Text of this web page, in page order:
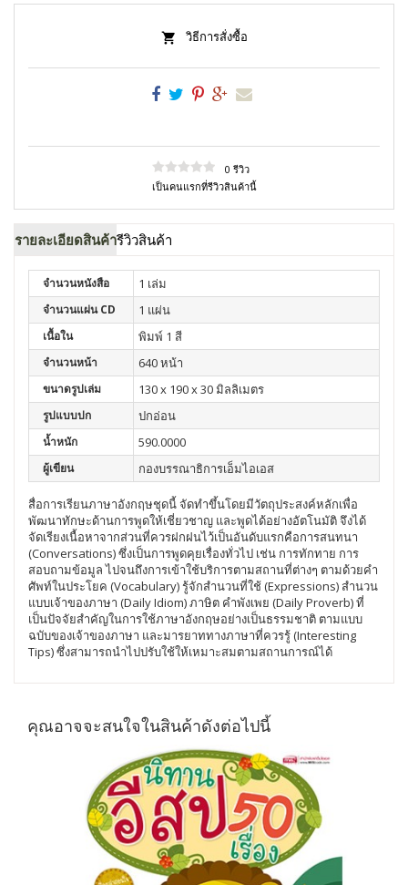
วิธีการสั่งซื้อ
0 รีวิว
เป็นคนแรกที่รีวิวสินค้านี้
รายละเอียดสินค้ารีวิวสินค้า
จำนวนหนังสือ 1 เล่ม
จำนวนแผ่น CD 1 แผ่น
เนื้อใน พิมพ์ 1 สี
จำนวนหน้า 640 หน้า
ขนาดรูปเล่ม 130 x 190 x 30 มิลลิเมตร
รูปแบบปก ปกอ่อน
น้ำหนัก 590.0000
ผู้เขียน กองบรรณาธิการเอ็มไอเอส
สื่อการเรียนภาษาอังกฤษชุดนี้ จัดทำขึ้นโดยมีวัตถุประสงค์หลักเพื่อ
พัฒนาทักษะด้านการพูดให้เชี่ยวชาญ และพูดได้อย่างอัตโนมัติ จึงได้
จัดเรียงเนื้อหาจากส่วนที่ควรฝกฝนไว้เป็นอันดับแรกคือการสนทนา
(Conversations) ซึ่งเป็นการพูดคุยเรื่องทั่วไป เช่น การทักทาย การ
สอบถามข้อมูล ไปจนถึงการเข้าใช้บริการตามสถานที่ต่างๆ ตามด้วยคำ
ศัพท์ในประโยค (Vocabulary) รู้จักสำนวนที่ใช้ (Expressions) สำนวน
แบบเจ้าของภาษา (Daily Idiom) ภาษิต คำพังเพย (Daily Proverb) ที่
เป็นปัจจัยสำคัญในการใช้ภาษาอังกฤษอย่างเป็นธรรมชาติ ตามแบบ
ฉบับของเจ้าของภาษา และมารยาททางภาษาที่ควรรู้ (Interesting
Tips) ซึ่งสามารถนำไปปรับใช้ให้เหมาะสมตามสถานการณ์ได้
คุณอาจจะสนใจในสินค้าดังต่อไปนี้